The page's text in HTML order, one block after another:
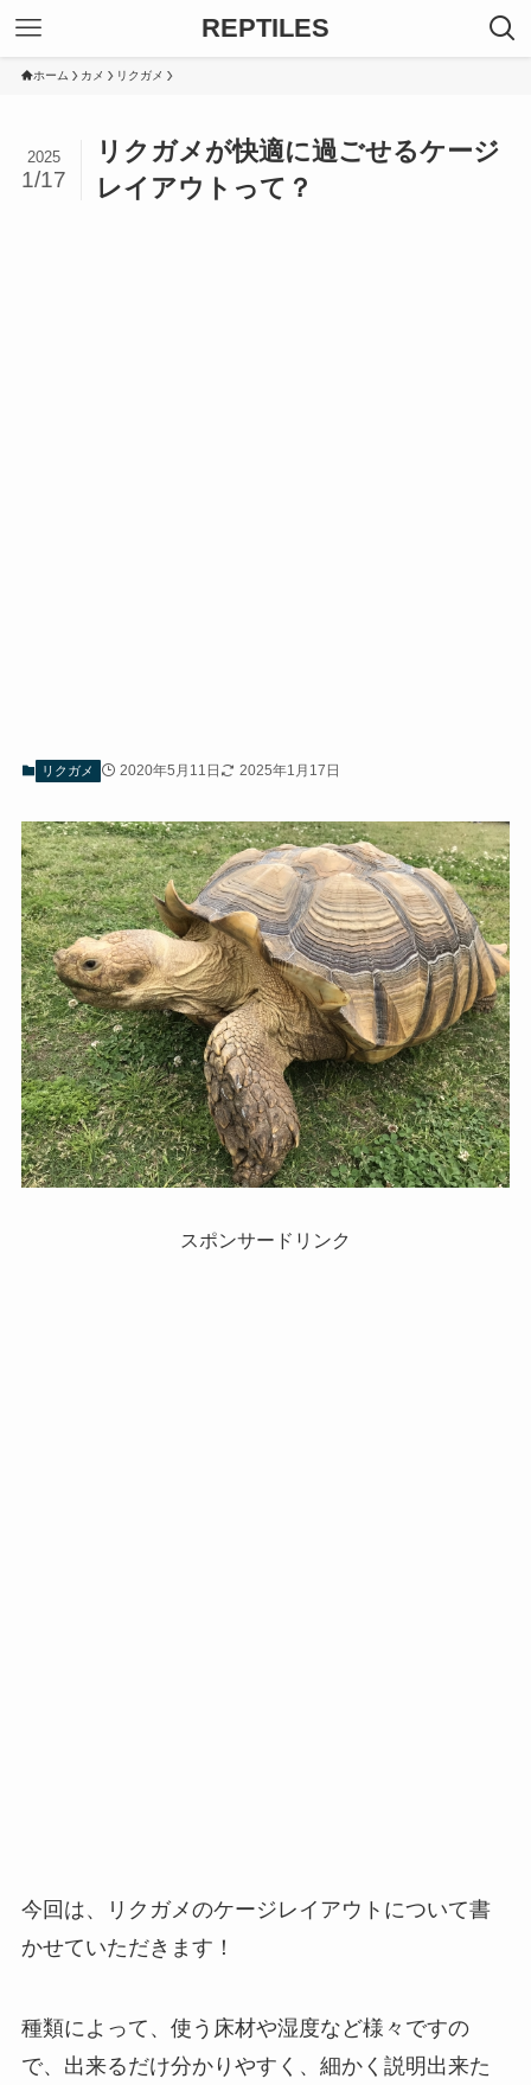
REPTILES
ホーム カメ リクガメ
リクガメが快適に過ごせるケージ
レイアウトって？
2025
1/17
リクガメ 2020年5月11日 2025年1月17日
スポンサードリンク
今回は、リクガメのケージレイアウトについて書
かせていただきます！
種類によって、使う床材や湿度など様々ですの
で、出来るだけ分かりやすく、細かく説明出来た